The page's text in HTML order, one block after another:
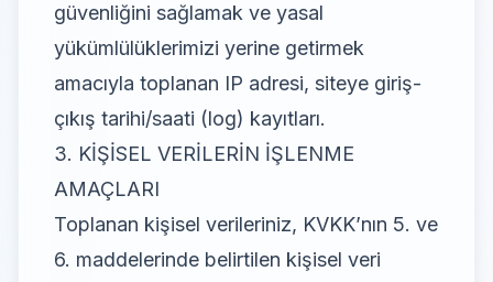
güvenliğini sağlamak ve yasal
yükümlülüklerimizi yerine getirmek
amacıyla toplanan IP adresi, siteye giriş-
çıkış tarihi/saati (log) kayıtları.
3. KİŞİSEL VERİLERİN İŞLENME
AMAÇLARI
Toplanan kişisel verileriniz, KVKK’nın 5. ve
6. maddelerinde belirtilen kişisel veri